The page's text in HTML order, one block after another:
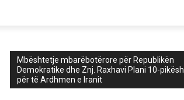
Mbështetje mbarëbotërore për Republikën
Demokratike dhe Znj. Raxhavi Plani 10-pikësh
për të Ardhmen e Iranit